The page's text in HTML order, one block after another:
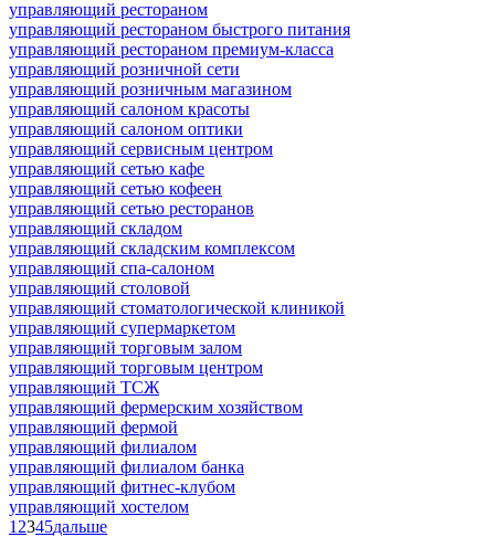
управляющий рестораном
управляющий рестораном быстрого питания
управляющий рестораном премиум-класса
управляющий розничной сети
управляющий розничным магазином
управляющий салоном красоты
управляющий салоном оптики
управляющий сервисным центром
управляющий сетью кафе
управляющий сетью кофеен
управляющий сетью ресторанов
управляющий складом
управляющий складским комплексом
управляющий спа-салоном
управляющий столовой
управляющий стоматологической клиникой
управляющий супермаркетом
управляющий торговым залом
управляющий торговым центром
управляющий ТСЖ
управляющий фермерским хозяйством
управляющий фермой
управляющий филиалом
управляющий филиалом банка
управляющий фитнес-клубом
управляющий хостелом
1 2345дальше